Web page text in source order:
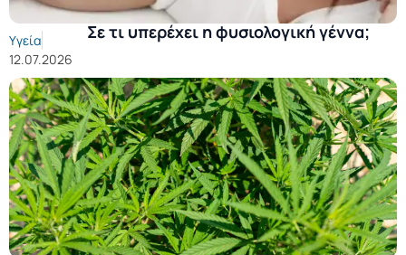
Υγεία
12.07.2026
Σε τι υπερέχει η φυσιολογική γέννα;